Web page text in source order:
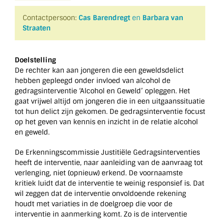
Contactpersoon: Cas Barendregt en Barbara van
Straaten
Doelstelling
De rechter kan aan jongeren die een geweldsdelict
hebben gepleegd onder invloed van alcohol de
gedragsinterventie ‘Alcohol en Geweld’ opleggen. Het
gaat vrijwel altijd om jongeren die in een uitgaanssituatie
tot hun delict zijn gekomen. De gedragsinterventie focust
op het geven van kennis en inzicht in de relatie alcohol
en geweld.
De Erkenningscommissie Justitiële Gedragsinterventies
heeft de interventie, naar aanleiding van de aanvraag tot
verlenging, niet (opnieuw) erkend. De voornaamste
kritiek luidt dat de interventie te weinig responsief is. Dat
wil zeggen dat de interventie onvoldoende rekening
houdt met variaties in de doelgroep die voor de
interventie in aanmerking komt. Zo is de interventie